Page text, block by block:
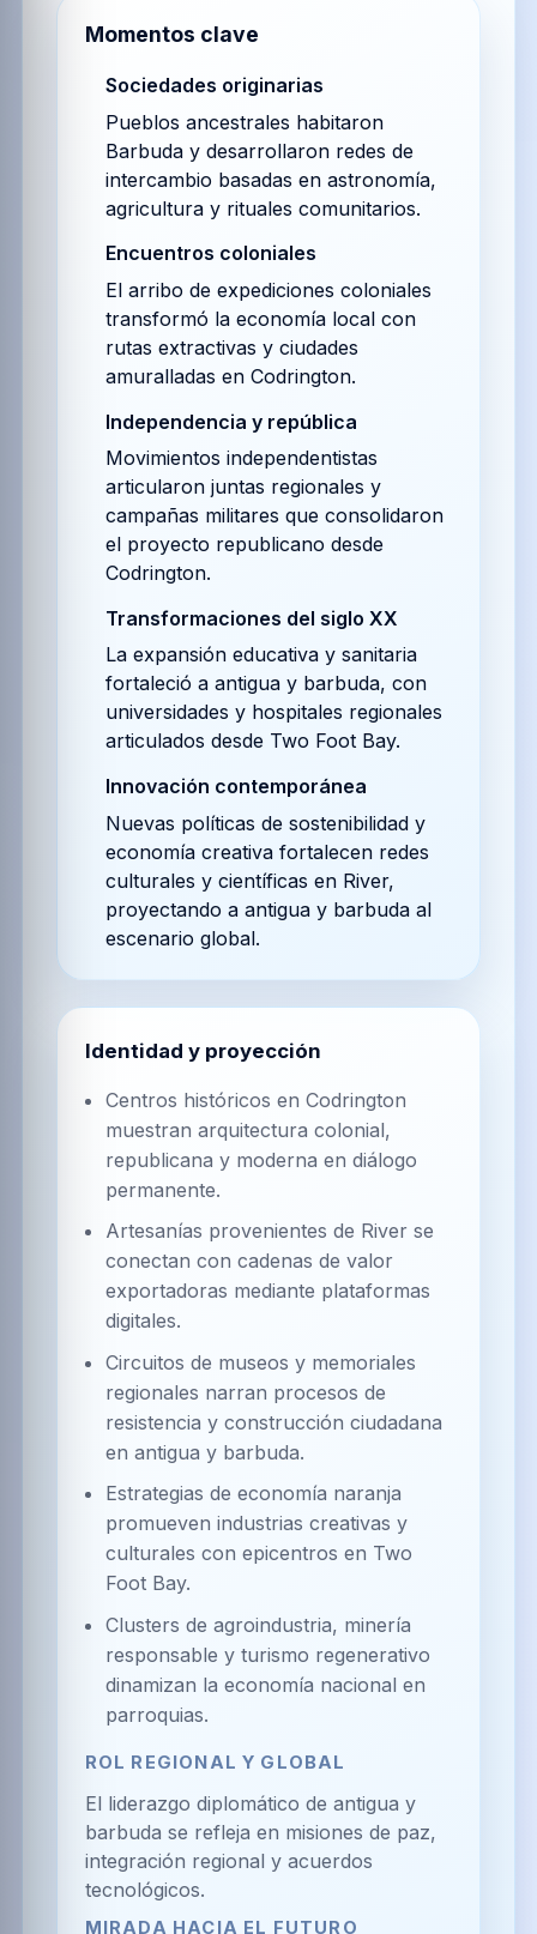
Momentos clave
Sociedades originarias
Pueblos ancestrales habitaron
Barbuda y desarrollaron redes de
intercambio basadas en astronomía,
agricultura y rituales comunitarios.
Encuentros coloniales
El arribo de expediciones coloniales
transformó la economía local con
rutas extractivas y ciudades
amuralladas en Codrington.
Independencia y república
Movimientos independentistas
articularon juntas regionales y
campañas militares que consolidaron
el proyecto republicano desde
Codrington.
Transformaciones del siglo XX
La expansión educativa y sanitaria
fortaleció a antigua y barbuda, con
universidades y hospitales regionales
articulados desde Two Foot Bay.
Innovación contemporánea
Nuevas políticas de sostenibilidad y
economía creativa fortalecen redes
culturales y científicas en River,
proyectando a antigua y barbuda al
escenario global.
Identidad y proyección
Centros históricos en Codrington
muestran arquitectura colonial,
republicana y moderna en diálogo
permanente.
Artesanías provenientes de River se
conectan con cadenas de valor
exportadoras mediante plataformas
digitales.
Circuitos de museos y memoriales
regionales narran procesos de
resistencia y construcción ciudadana
en antigua y barbuda.
Estrategias de economía naranja
promueven industrias creativas y
culturales con epicentros en Two
Foot Bay.
Clusters de agroindustria, minería
responsable y turismo regenerativo
dinamizan la economía nacional en
parroquias.
ROL REGIONAL Y GLOBAL
El liderazgo diplomático de antigua y
barbuda se refleja en misiones de paz,
integración regional y acuerdos
tecnológicos.
MIRADA HACIA EL FUTURO